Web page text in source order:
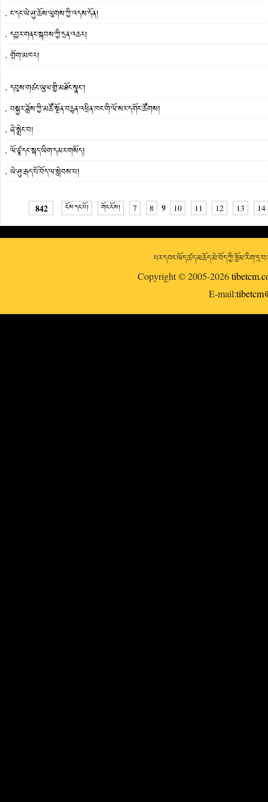
ང་དང་ཡེ་ཤུ་ཆོས་ལུགས་ཀྱི་འདས་དོན།
དབྱར་གནང་སྐབས་ཀྱི་དྲན་འཆར།
གྲོག་མཁར།
དབུས་གཙང་ཡུལ་གྱི་མཐོང་སྣང་།
བསྐྱར་ཟློས་ཀྱི་མཚོ་སྔོན་བརྙན་འཕྲིན་ཁང་གི་ལོ་སར་དགོང་ཚོགས།
ཞེ་སྨྲེང་བ།
ལོ་ཙཱ་དང་སྐད་ཡིག་དམར་གསོད།
ཡེ་ཤུ་རྒད་པོ་བོད་ལ་སླེབས་པ།
842 ངོས་དང་པོ། གོང་ངོས། 7 8 9 10 11 12 13 14
Copyright © 2005-2026
E-mail: